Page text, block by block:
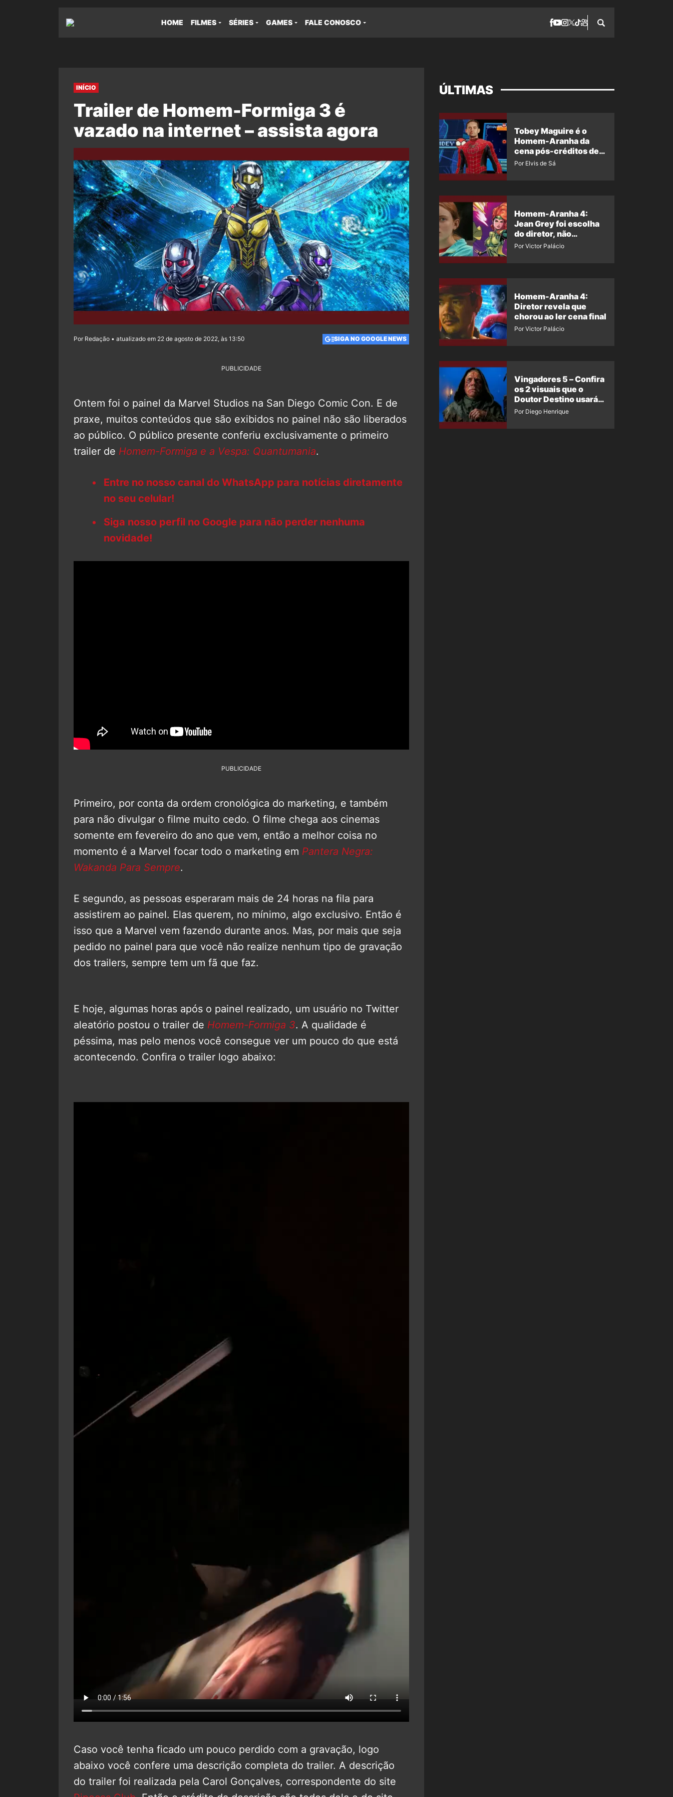
HOME FILMES SÉRIES GAMES FALE CONOSCO
INÍCIO
Trailer de Homem-Formiga 3 é
vazado na internet – assista agora
Por Redação • atualizado em 22 de agosto de 2022, às 13:50 SIGA NO GOOGLE NEWS
PUBLICIDADE
Ontem foi o painel da Marvel Studios na San Diego Comic Con. E de
praxe, muitos conteúdos que são exibidos no painel não são liberados
ao público. O público presente conferiu exclusivamente o primeiro
trailer de Homem-Formiga e a Vespa: Quantumania.
Entre no nosso canal do WhatsApp para notícias diretamente
no seu celular!
Siga nosso perfil no Google para não perder nenhuma
novidade!
PUBLICIDADE
Primeiro, por conta da ordem cronológica do marketing, e também
para não divulgar o filme muito cedo. O filme chega aos cinemas
somente em fevereiro do ano que vem, então a melhor coisa no
momento é a Marvel focar todo o marketing em Pantera Negra:
Wakanda Para Sempre.
E segundo, as pessoas esperaram mais de 24 horas na fila para
assistirem ao painel. Elas querem, no mínimo, algo exclusivo. Então é
isso que a Marvel vem fazendo durante anos. Mas, por mais que seja
pedido no painel para que você não realize nenhum tipo de gravação
dos trailers, sempre tem um fã que faz.
E hoje, algumas horas após o painel realizado, um usuário no Twitter
aleatório postou o trailer de Homem-Formiga 3. A qualidade é
péssima, mas pelo menos você consegue ver um pouco do que está
acontecendo. Confira o trailer logo abaixo:
Caso você tenha ficado um pouco perdido com a gravação, logo
abaixo você confere uma descrição completa do trailer. A descrição
do trailer foi realizada pela Carol Gonçalves, correspondente do site
ÚLTIMAS
Tobey Maguire é o
Homem-Aranha da
cena pós-créditos de
Um Novo Dia?
Por Elvis de Sá
Homem-Aranha 4:
Jean Grey foi escolha
do diretor, não
imposição da Marvel
Por Victor Palácio
Homem-Aranha 4:
Diretor revela que
chorou ao ler cena final
Por Victor Palácio
Vingadores 5 – Confira
os 2 visuais que o
Doutor Destino usará
no filme
Por Diego Henrique